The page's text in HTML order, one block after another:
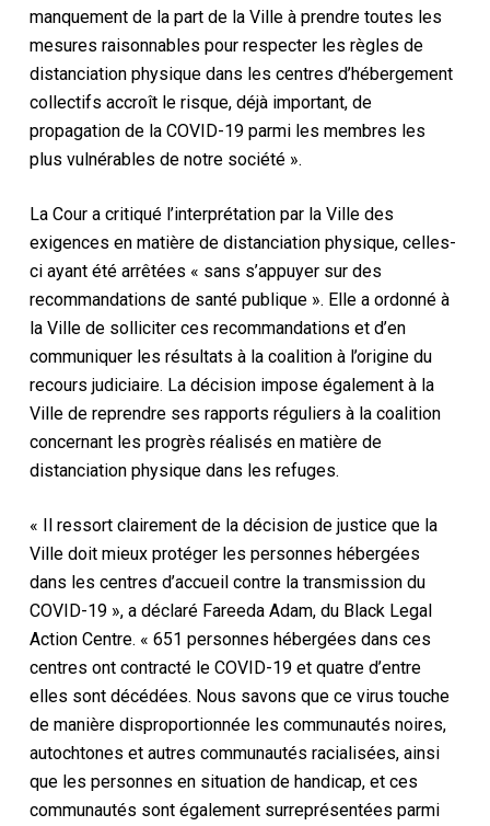
manquement de la part de la Ville à prendre toutes les
mesures raisonnables pour respecter les règles de
distanciation physique dans les centres d’hébergement
collectifs accroît le risque, déjà important, de
propagation de la COVID-19 parmi les membres les
plus vulnérables de notre société ».
La Cour a critiqué l’interprétation par la Ville des
exigences en matière de distanciation physique, celles-
ci ayant été arrêtées « sans s’appuyer sur des
recommandations de santé publique ». Elle a ordonné à
la Ville de solliciter ces recommandations et d’en
communiquer les résultats à la coalition à l’origine du
recours judiciaire. La décision impose également à la
Ville de reprendre ses rapports réguliers à la coalition
concernant les progrès réalisés en matière de
distanciation physique dans les refuges.
« Il ressort clairement de la décision de justice que la
Ville doit mieux protéger les personnes hébergées
dans les centres d’accueil contre la transmission du
COVID-19 », a déclaré Fareeda Adam, du Black Legal
Action Centre. « 651 personnes hébergées dans ces
centres ont contracté le COVID-19 et quatre d’entre
elles sont décédées. Nous savons que ce virus touche
de manière disproportionnée les communautés noires,
autochtones et autres communautés racialisées, ainsi
que les personnes en situation de handicap, et ces
communautés sont également surreprésentées parmi